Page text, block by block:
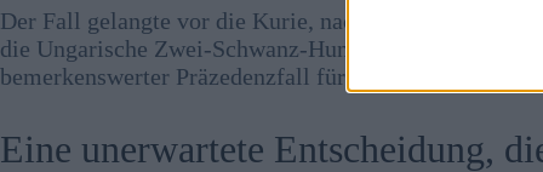
Der Fall gelangte vor die Kurie, nachdem die
die Ungarische Zwei-Schwanz-Hund-Partei weitere
bemerkenswerter Präzedenzfall für das zukünftige
Eine unerwartete Entscheidung,